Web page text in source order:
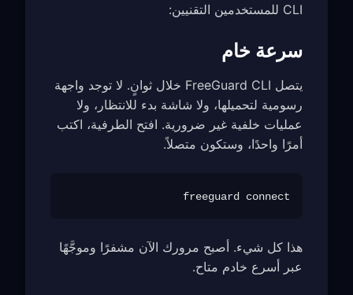
CLI للمستخدمين التقنيين:
سرعة خام
يتصل FreeGuard CLI خلال ثوانٍ. لا توجد واجهة
رسومية لتحميلها، ولا شاشة بدء للانتظار، ولا
عمليات خلفية غير ضرورية. افتح الطرفية، اكتب
أمرًا واحدًا، وستكون متصلاً.
freeguard connect
هذا كل شيء. أصبح مرورك الآن مشفرًا وموجَّهًا
عبر أسرع خادم متاح.